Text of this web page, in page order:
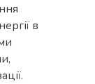
в